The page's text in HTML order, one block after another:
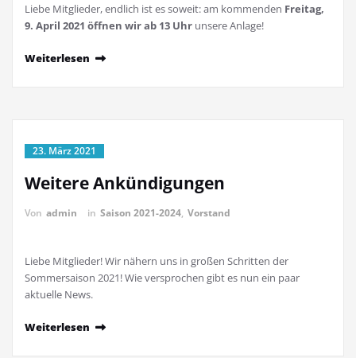
Liebe Mitglieder, endlich ist es soweit: am kommenden Freitag,
9. April 2021 öffnen wir ab 13 Uhr unsere Anlage!
Weiterlesen
23. März 2021
Weitere Ankündigungen
Von admin in Saison 2021-2024, Vorstand
Liebe Mitglieder! Wir nähern uns in großen Schritten der
Sommersaison 2021! Wie versprochen gibt es nun ein paar
aktuelle News.
Weiterlesen